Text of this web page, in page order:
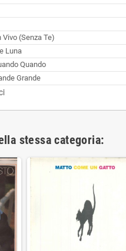
Vivo (Senza Te)
Luna
Quando
Grande
stessa categoria: